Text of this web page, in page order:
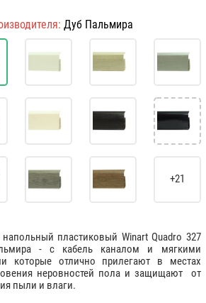
Дуб Пальмира
+21
напольный пластиковый Winart Quadro 327
- с кабель каналом и мягкими
которые отлично прилегают в местах
неровностей пола и защищают от
пыли и влаги.